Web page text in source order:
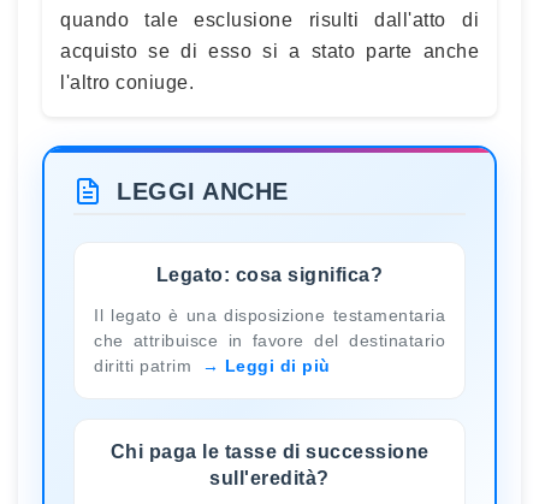
quando tale esclusione risulti dall'atto di
acquisto se di esso si a stato parte anche
l'altro coniuge.
LEGGI ANCHE
Legato: cosa significa?
Il legato è una disposizione testamentaria
che attribuisce in favore del destinatario
diritti patrim
Leggi di più
Chi paga le tasse di successione
sull'eredità?